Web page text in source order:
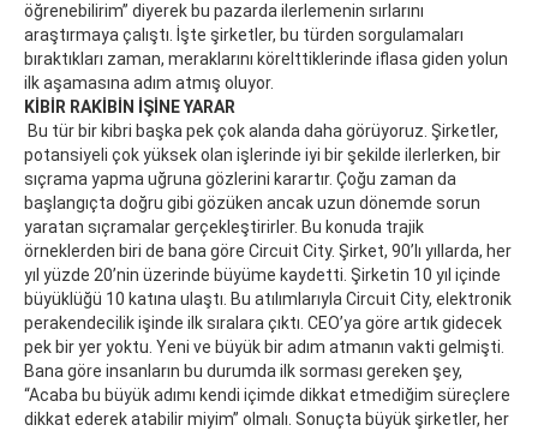
öğrenebilirim” diyerek bu pazarda ilerlemenin sırlarını
araştırmaya çalıştı. İşte şirketler, bu türden sorgulamaları
bıraktıkları zaman, meraklarını körelttiklerinde iflasa giden yolun
ilk aşamasına adım atmış oluyor.
KİBİR RAKİBİN İŞİNE YARAR
Bu tür bir kibri başka pek çok alanda daha görüyoruz. Şirketler,
potansiyeli çok yüksek olan işlerinde iyi bir şekilde ilerlerken, bir
sıçrama yapma uğruna gözlerini karartır. Çoğu zaman da
başlangıçta doğru gibi gözüken ancak uzun dönemde sorun
yaratan sıçramalar gerçekleştirirler. Bu konuda trajik
örneklerden biri de bana göre Circuit City. Şirket, 90’lı yıllarda, her
yıl yüzde 20’nin üzerinde büyüme kaydetti. Şirketin 10 yıl içinde
büyüklüğü 10 katına ulaştı. Bu atılımlarıyla Circuit City, elektronik
perakendecilik işinde ilk sıralara çıktı. CEO’ya göre artık gidecek
pek bir yer yoktu. Yeni ve büyük bir adım atmanın vakti gelmişti.
Bana göre insanların bu durumda ilk sorması gereken şey,
“Acaba bu büyük adımı kendi içimde dikkat etmediğim süreçlere
dikkat ederek atabilir miyim” olmalı. Sonuçta büyük şirketler, her